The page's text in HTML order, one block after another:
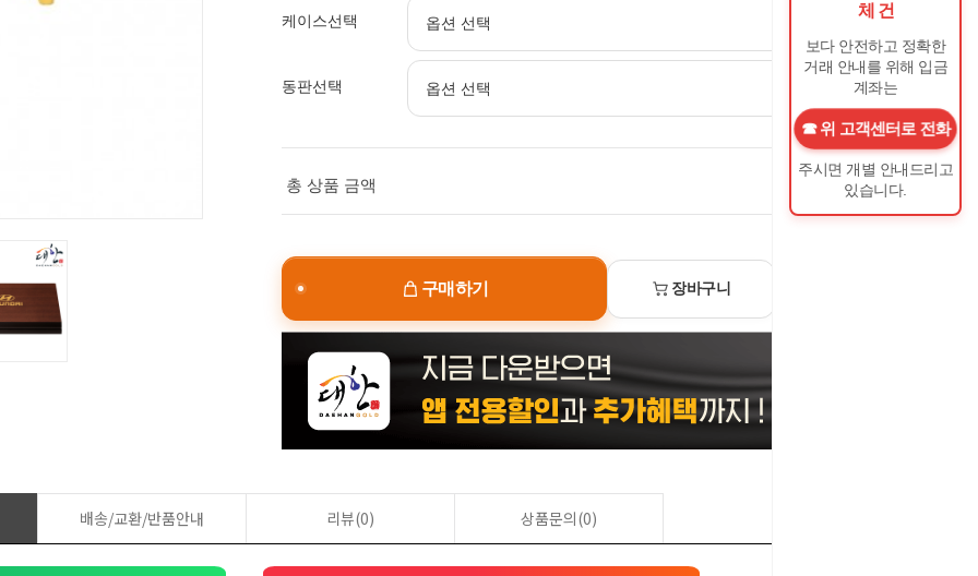
체 건
보다 안전하고 정확한
거래 안내를 위해 입금
계좌는
위 고객센터로 전화
주시면 개별 안내드리고
있습니다.
케이스선택
동판선택
총 상품 금액 0
구매하기 장바구니
배송/교환/반품안내 리뷰(0) 상품문의(0)